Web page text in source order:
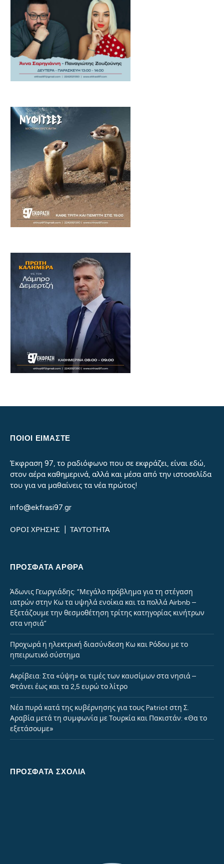
ΠΟΙΟΙ ΕΙΜΑΣΤΕ
Έκφραση 97, το ραδιόφωνο που σε εκφράζει, είναι εδώ,
στον αέρα καθημερινά, αλλά και μέσα από την ιστοσελίδα
του για να μαθαίνεις τα νέα πρώτος!
info@ekfrasi97.gr
ΟΡΟΙ ΧΡΗΣΗΣ ΤΑΥΤΟΤΗΤΑ
ΠΡΌΣΦΑΤΑ ΆΡΘΡΑ
Άδωνις Γεωργιάδης: “Μεγάλο πρόβλημα για τη στέγαση
ιατρών στην Κω τα υψηλά ενοίκια και τα πολλά Airbnb –
Εξετάζουμε την θεσμοθέτηση τρίτης κατηγορίας κινήτρων
στα νησιά”
Προχωρά η ηλεκτρική διασύνδεση Κω και Ρόδου με το
ηπειρωτικό σύστημα
Ακρίβεια: Στα «ύψη» οι τιμές των καυσίμων στα νησιά –
Φτάνει έως και τα 2,5 ευρώ το λίτρο
Νέα πυρά κατά της κυβέρνησης για τους Patriot στη Σ.
Αραβία μετά τη συμφωνία με Τουρκία και Πακιστάν: «Θα το
εξετάσουμε»
ΠΡΌΣΦΑΤΑ ΣΧΌΛΙΑ